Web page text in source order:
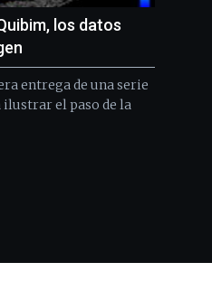
los datos
entrega de una serie
ilustrar el paso de la